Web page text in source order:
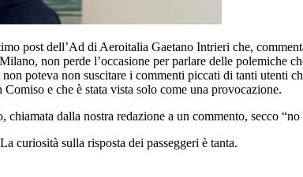
post dell’Ad di Aeroitalia Gaetano Intrieri che,
non perde l’occasione per parlare delle polemiche
poteva non suscitare i commenti piccati di tanti utenti
e che è stata vista solo come una provocazione.
dalla nostra redazione a un commento, secco “no
curiosità sulla risposta dei passeggeri è tanta.